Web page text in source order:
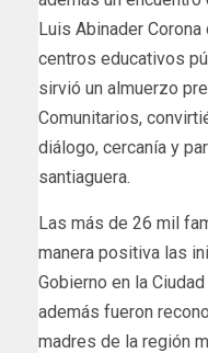
Luis Abinader
centros educativos
sirvió un almuerzo
Comunitarios,
diálogo, cercanía y
santiaguera.
Las más de 26 mil
manera positiva las
Gobierno en la
además fueron
madres de la región